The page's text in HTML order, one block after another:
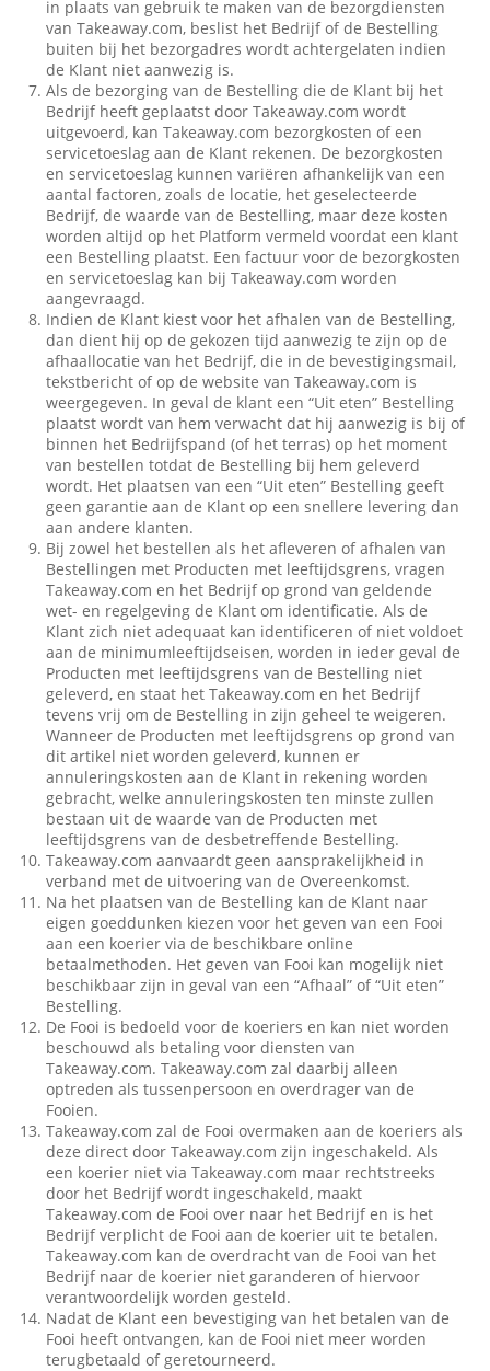
in plaats van gebruik te maken van de bezorgdiensten
van Takeaway.com, beslist het Bedrijf of de Bestelling
buiten bij het bezorgadres wordt achtergelaten indien
de Klant niet aanwezig is.
Als de bezorging van de Bestelling die de Klant bij het
Bedrijf heeft geplaatst door Takeaway.com wordt
uitgevoerd, kan Takeaway.com bezorgkosten of een
servicetoeslag aan de Klant rekenen. De bezorgkosten
en servicetoeslag kunnen variëren afhankelijk van een
aantal factoren, zoals de locatie, het geselecteerde
Bedrijf, de waarde van de Bestelling, maar deze kosten
worden altijd op het Platform vermeld voordat een klant
een Bestelling plaatst. Een factuur voor de bezorgkosten
en servicetoeslag kan bij Takeaway.com worden
aangevraagd.
Indien de Klant kiest voor het afhalen van de Bestelling,
dan dient hij op de gekozen tijd aanwezig te zijn op de
afhaallocatie van het Bedrijf, die in de bevestigingsmail,
tekstbericht of op de website van Takeaway.com is
weergegeven. In geval de klant een “Uit eten” Bestelling
plaatst wordt van hem verwacht dat hij aanwezig is bij of
binnen het Bedrijfspand (of het terras) op het moment
van bestellen totdat de Bestelling bij hem geleverd
wordt. Het plaatsen van een “Uit eten” Bestelling geeft
geen garantie aan de Klant op een snellere levering dan
aan andere klanten.
Bij zowel het bestellen als het afleveren of afhalen van
Bestellingen met Producten met leeftijdsgrens, vragen
Takeaway.com en het Bedrijf op grond van geldende
wet- en regelgeving de Klant om identificatie. Als de
Klant zich niet adequaat kan identificeren of niet voldoet
aan de minimumleeftijdseisen, worden in ieder geval de
Producten met leeftijdsgrens van de Bestelling niet
geleverd, en staat het Takeaway.com en het Bedrijf
tevens vrij om de Bestelling in zijn geheel te weigeren.
Wanneer de Producten met leeftijdsgrens op grond van
dit artikel niet worden geleverd, kunnen er
annuleringskosten aan de Klant in rekening worden
gebracht, welke annuleringskosten ten minste zullen
bestaan uit de waarde van de Producten met
leeftijdsgrens van de desbetreffende Bestelling.
Takeaway.com aanvaardt geen aansprakelijkheid in
verband met de uitvoering van de Overeenkomst.
Na het plaatsen van de Bestelling kan de Klant naar
eigen goeddunken kiezen voor het geven van een Fooi
aan een koerier via de beschikbare online
betaalmethoden. Het geven van Fooi kan mogelijk niet
beschikbaar zijn in geval van een “Afhaal” of “Uit eten”
Bestelling.
De Fooi is bedoeld voor de koeriers en kan niet worden
beschouwd als betaling voor diensten van
Takeaway.com. Takeaway.com zal daarbij alleen
optreden als tussenpersoon en overdrager van de
Fooien.
Takeaway.com zal de Fooi overmaken aan de koeriers als
deze direct door Takeaway.com zijn ingeschakeld. Als
een koerier niet via Takeaway.com maar rechtstreeks
door het Bedrijf wordt ingeschakeld, maakt
Takeaway.com de Fooi over naar het Bedrijf en is het
Bedrijf verplicht de Fooi aan de koerier uit te betalen.
Takeaway.com kan de overdracht van de Fooi van het
Bedrijf naar de koerier niet garanderen of hiervoor
verantwoordelijk worden gesteld.
Nadat de Klant een bevestiging van het betalen van de
Fooi heeft ontvangen, kan de Fooi niet meer worden
terugbetaald of geretourneerd.